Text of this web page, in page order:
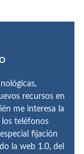
recursos en
me interesa la
teléfonos
fijación
la web 1.0, del